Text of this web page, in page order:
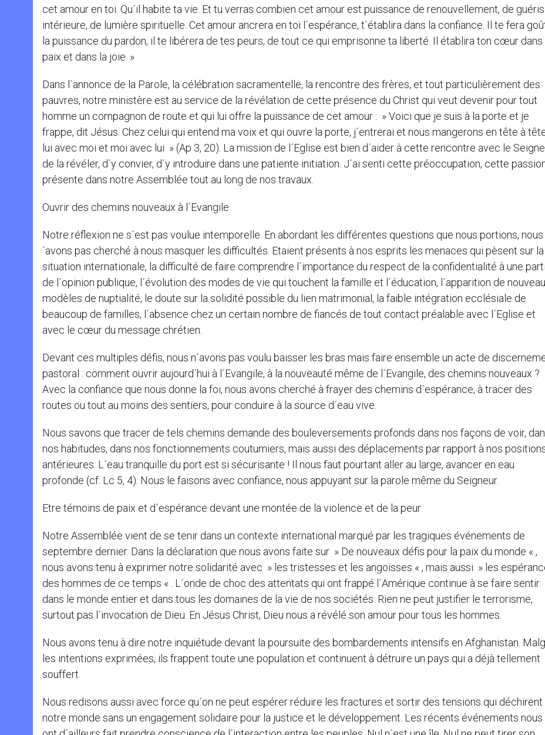
cet amour en toi. Qu´il habite ta vie. Et tu verras combien cet amour est puissance de renouvellement, de
intérieure, de lumière spirituelle. Cet amour ancrera en toi l´espérance, t´établira dans la confiance. Il te fera
la puissance du pardon, il te libérera de tes peurs, de tout ce qui emprisonne ta liberté. Il établira ton cœur dans
paix et dans la joie. »
Dans l´annonce de la Parole, la célébration sacramentelle, la rencontre des frères, et tout particulièrement des
pauvres, notre ministère est au service de la révélation de cette présence du Christ qui veut devenir pour tout
homme un compagnon de route et qui lui offre la puissance de cet amour : » Voici que je suis à la porte et je
frappe, dit Jésus. Chez celui qui entend ma voix et qui ouvre la porte, j´entrerai et nous mangerons en tête à
lui avec moi et moi avec lui » (Ap 3, 20). La mission de l´Eglise est bien d´aider à cette rencontre avec le
de la révéler, d´y convier, d´y introduire dans une patiente initiation. J´ai senti cette préoccupation, cette
présente dans notre Assemblée tout au long de nos travaux.
Ouvrir des chemins nouveaux à l´Evangile
Notre réflexion ne s´est pas voulue intemporelle. En abordant les différentes questions que nous portions, nous
´avons pas cherché à nous masquer les difficultés. Etaient présents à nos esprits les menaces qui pèsent sur la
situation internationale, la difficulté de faire comprendre l´importance du respect de la confidentialité à une
de l´opinion publique, l´évolution des modes de vie qui touchent la famille et l´éducation, l´apparition de
modèles de nuptialité, le doute sur la solidité possible du lien matrimonial, la faible intégration ecclésiale de
beaucoup de familles, l´absence chez un certain nombre de fiancés de tout contact préalable avec l´Eglise et
avec le cœur du message chrétien.
Devant ces multiples défis, nous n´avons pas voulu baisser les bras mais faire ensemble un acte de
pastoral : comment ouvrir aujourd´hui à l´Evangile, à la nouveauté même de l´Evangile, des chemins nouveaux ?
Avec la confiance que nous donne la foi, nous avons cherché à frayer des chemins d´espérance, à tracer des
routes ou tout au moins des sentiers, pour conduire à la source d´eau vive.
Nous savons que tracer de tels chemins demande des bouleversements profonds dans nos façons de voir,
nos habitudes, dans nos fonctionnements coutumiers, mais aussi des déplacements par rapport à nos
antérieures. L´eau tranquille du port est si sécurisante ! Il nous faut pourtant aller au large, avancer en eau
profonde (cf. Lc 5, 4). Nous le faisons avec confiance, nous appuyant sur la parole même du Seigneur.
Etre témoins de paix et d´espérance devant une montée de la violence et de la peur
Notre Assemblée vient de se tenir dans un contexte international marqué par les tragiques événements de
septembre dernier. Dans la déclaration que nous avons faite sur » De nouveaux défis pour la paix du monde « ,
nous avons tenu à exprimer notre solidarité avec » les tristesses et les angoisses « , mais aussi » les
des hommes de ce temps « . L´onde de choc des attentats qui ont frappé l´Amérique continue à se faire sentir
dans le monde entier et dans tous les domaines de la vie de nos sociétés. Rien ne peut justifier le terrorisme,
surtout pas l´invocation de Dieu. En Jésus Christ, Dieu nous a révélé son amour pour tous les hommes.
Nous avons tenu à dire notre inquiétude devant la poursuite des bombardements intensifs en Afghanistan.
les intentions exprimées, ils frappent toute une population et continuent à détruire un pays qui a déjà tellement
souffert.
Nous redisons aussi avec force qu´on ne peut espérer réduire les fractures et sortir des tensions qui déchirent
notre monde sans un engagement solidaire pour la justice et le développement. Les récents événements nous